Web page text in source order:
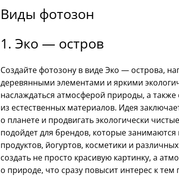
Виды фотозон
1. Эко — остров
Создайте фотозону в виде Эко — острова,
деревянными элементами и яркими
наслаждаться атмосферой природы, а
из естественных материалов. Идея
о планете и продвигать экологически
подойдет для брендов, которые
продуктов, йогуртов, косметики и
создать не просто красивую картинку, а
о природе, что сразу повысит интерес к